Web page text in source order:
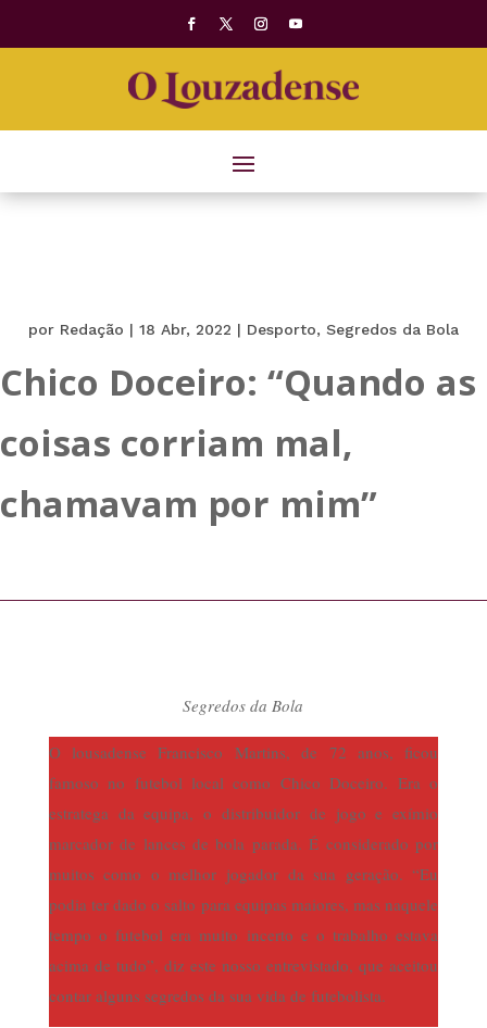
por Redação | 18 Abr, 2022 | Desporto, Segredos da Bola
Chico Doceiro: “Quando as
coisas corriam mal,
chamavam por mim”
Segredos da Bola
O lousadense Francisco Martins, de 72 anos, ficou
famoso no futebol local como Chico Doceiro. Era o
estratega da equipa, o distribuidor de jogo e exímio
marcador de lances de bola parada. É considerado por
muitos como o melhor jogador da sua geração. “Eu
podia ter dado o salto para equipas maiores, mas naquele
tempo o futebol era muito incerto e o trabalho estava
acima de tudo”, diz este nosso entrevistado, que aceitou
contar alguns segredos da sua vida de futebolista.